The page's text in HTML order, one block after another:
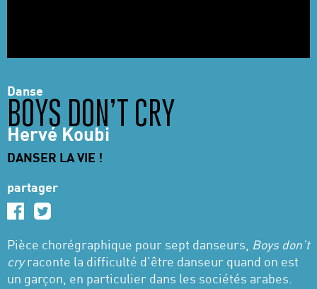
Danse
BOYS DON’T CRY
Hervé Koubi
DANSER LA VIE !
partager
Pièce chorégraphique pour sept danseurs, Boys don’t
cryraconte la difficulté d’être danseur quand on est
un garçon, en particulier dans les sociétés arabes.